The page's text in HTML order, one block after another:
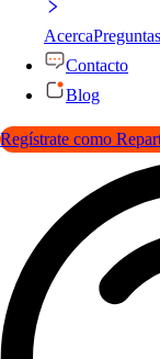
Acerca
Contacto
Blog
Regístrate como